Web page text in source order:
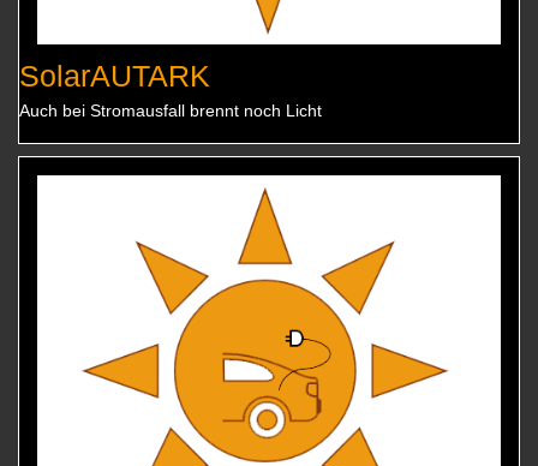
SolarAUTARK
Auch bei Stromausfall brennt noch Licht